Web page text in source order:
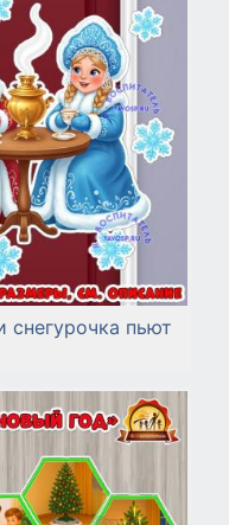
пьют